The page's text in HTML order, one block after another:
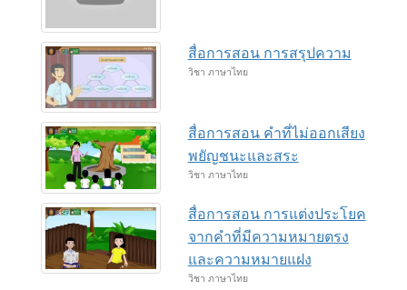
สื่อการสอน การสรุปความ
วิชา ภาษาไทย
สื่อการสอน คำที่ไม่ออกเสียง
พยัญชนะและสระ
วิชา ภาษาไทย
สื่อการสอน การแต่งประโยค
จากคำที่มีความหมายตรง
และความหมายแฝง
วิชา ภาษาไทย